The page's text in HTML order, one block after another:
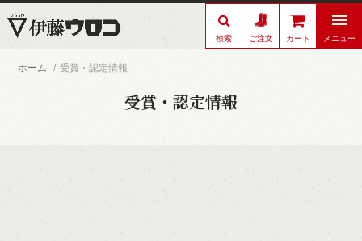
検索 ご注文 カート メニュー
ホーム 受賞・認定情報
受賞・認定情報